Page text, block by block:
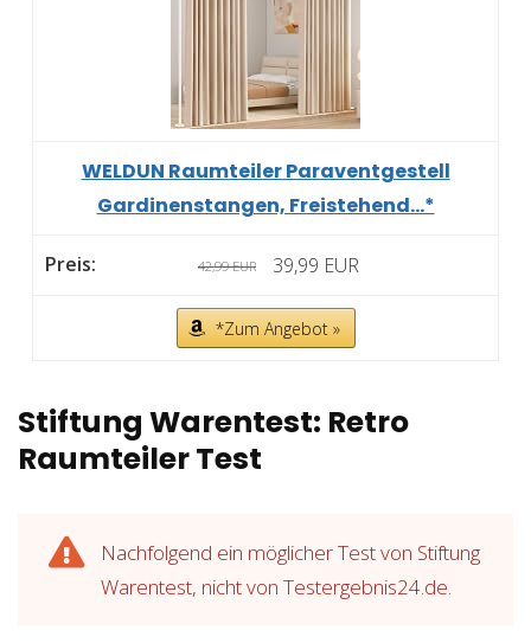
WELDUN Raumteiler Paraventgestell
Gardinenstangen, Freistehend...*
42,99 EUR 39,99 EUR
*Zum Angebot »
Stiftung Warentest: Retro
Raumteiler Test
Nachfolgend ein möglicher Test von Stiftung
Warentest, nicht von Testergebnis24.de.